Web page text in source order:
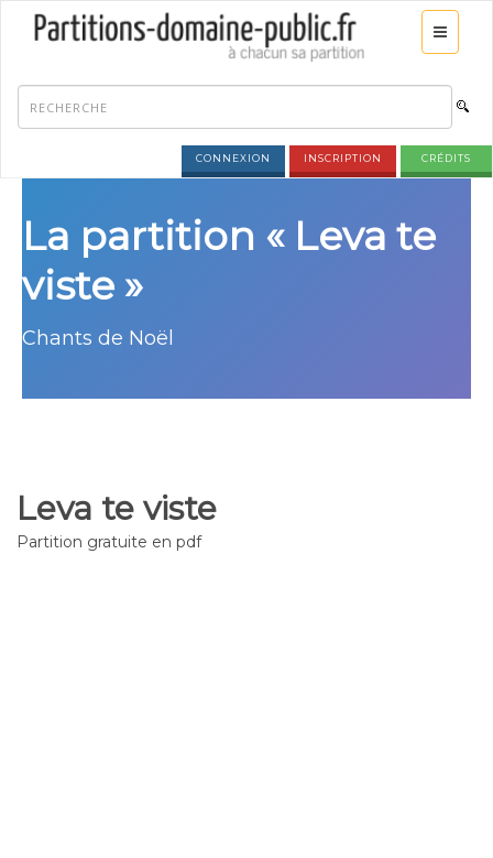
CONNEXION INSCRIPTION CRÉDITS
La partition « Leva te
viste »
Chants de Noël
Leva te viste
Partition gratuite en pdf